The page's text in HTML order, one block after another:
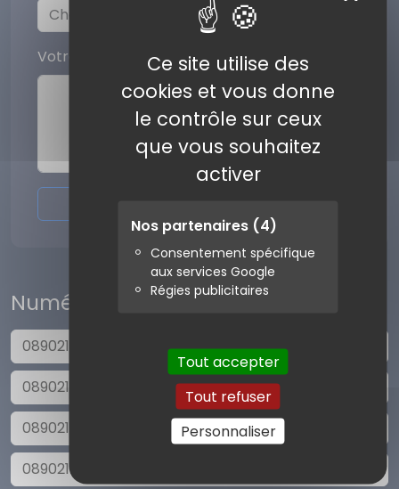
Ce site utilise des
cookies et vous donne
le contrôle sur ceux
que vous souhaitez
activer
Nos partenaires (4)
Consentement spécifique
aux services Google
Régies publicitaires
Tout accepter
Tout refuser
Personnaliser
Votre commentaire
Numéros similaires
0890215387
0890215731
0890215732
0890215822